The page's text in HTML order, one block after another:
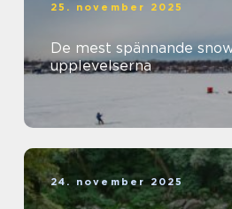
25. november 2025
De mest spännande
upplevelserna
24. november 2025